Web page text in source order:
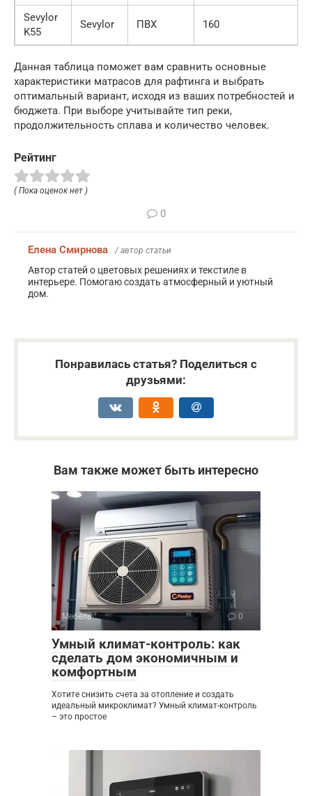
Sevylor
K55
Sevylor ПВХ 160
Данная таблица поможет вам сравнить основные
характеристики матрасов для рафтинга и выбрать
оптимальный вариант, исходя из ваших потребностей и
бюджета. При выборе учитывайте тип реки,
продолжительность сплава и количество человек.
Рейтинг
( Пока оценок нет )
0
Елена Смирнова / автор статьи
Автор статей о цветовых решениях и текстиле в
интерьере. Помогаю создать атмосферный и уютный
дом.
Понравилась статья? Поделиться с
друзьями:
Вам также может быть интересно
Мебель 0
Умный климат-контроль: как
сделать дом экономичным и
комфортным
Хотите снизить счета за отопление и создать
идеальный микроклимат? Умный климат-контроль
– это простое